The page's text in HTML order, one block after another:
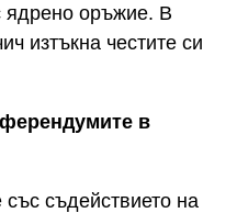
ядрено оръжие. В
изтъкна честите си
в
съдействието на